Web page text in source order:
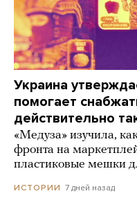
Украина
помогает
действительно
«Медуза» изучила,
фронта на
пластиковые мешки
ИСТОРИИ 7 дней назад